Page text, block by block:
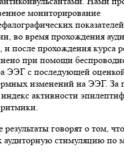
мониторирование
во время прохождения
и после прохождения курса
при помощи
ЭЭГ с последующей
изменений на ЭЭГ. За
активности
говорят о том,
аудиторную стимуляцию по